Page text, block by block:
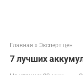
Главная » Эксперт цен
7 лучших